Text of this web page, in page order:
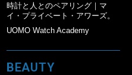
時計と人とのペアリング｜マ
イ・プライベート・アワーズ。
UOMO Watch Academy
BEAUTY